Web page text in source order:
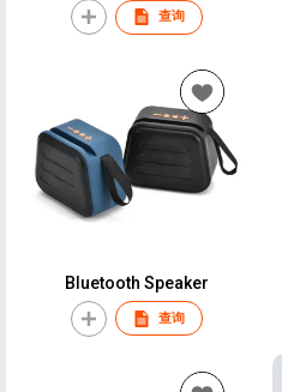
查询
Bluetooth Speaker
查询